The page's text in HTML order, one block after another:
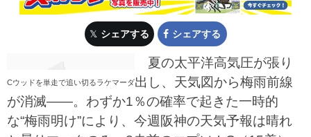
シェアする シェアする
Cウッドを単走で追い切るラケマーダ
夏の太平洋高気圧が張り
出し、天気図から梅雨前線
が消滅――。わずか1％の確率で起きた一時的
な“梅雨明け”により、今週阪神の天気予報は晴れ